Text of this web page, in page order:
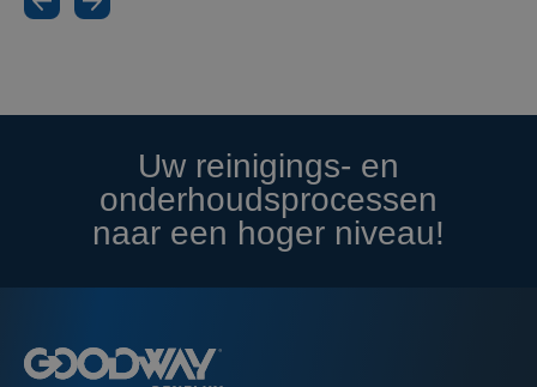
Uw reinigings- en
onderhoudsprocessen
naar een hoger niveau!